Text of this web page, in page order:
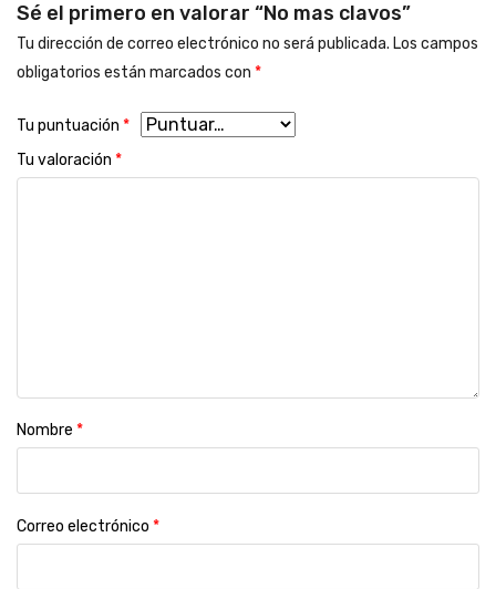
Sé el primero en valorar “No mas clavos”
Tu dirección de correo electrónico no será publicada. Los campos
obligatorios están marcados con *
Tu puntuación *
Tu valoración *
Nombre *
Correo electrónico *